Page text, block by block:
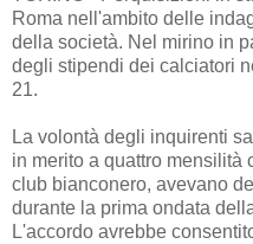
Roma nell'ambito delle
della società. Nel mirino in
degli stipendi dei calciatori
21.
La volontà degli inquirenti
in merito a quattro mensilità
club bianconero, avevano
durante la prima ondata
L'accordo avrebbe